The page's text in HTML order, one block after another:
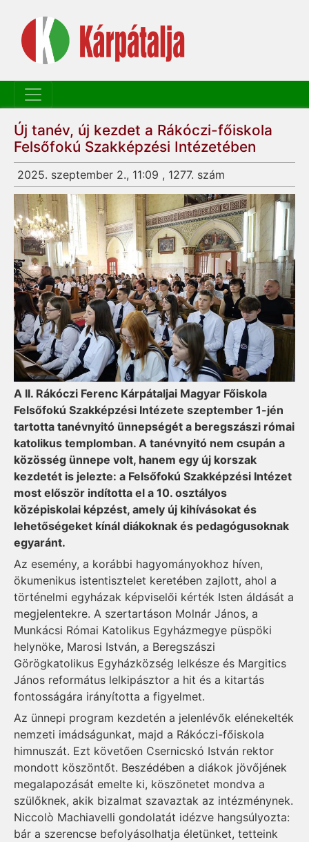
Új tanév, új kezdet a Rákóczi-főiskola
Felsőfokú Szakképzési Intézetében
2025. szeptember 2., 11:09 , 1277. szám
A II. Rákóczi Ferenc Kárpátaljai Magyar Főiskola
Felsőfokú Szakképzési Intézete szeptember 1-jén
tartotta tanévnyitó ünnepségét a beregszászi római
katolikus templomban. A tanévnyitó nem csupán a
közösség ünnepe volt, hanem egy új korszak
kezdetét is jelezte: a Felsőfokú Szakképzési Intézet
most először indította el a 10. osztályos
középiskolai képzést, amely új kihívásokat és
lehetőségeket kínál diákoknak és pedagógusoknak
egyaránt.
Az esemény, a korábbi hagyományokhoz híven,
ökumenikus istentisztelet keretében zajlott, ahol a
történelmi egyházak képviselői kérték Isten áldását a
megjelentekre. A szertartáson Molnár János, a
Munkácsi Római Katolikus Egyházmegye püspöki
helynöke, Marosi István, a Beregszászi
Görögkatolikus Egyházközség lelkésze és Margitics
János református lelkipásztor a hit és a kitartás
fontosságára irányította a figyelmet.
Az ünnepi program kezdetén a jelenlévők elénekelték
nemzeti imádságunkat, majd a Rákóczi-főiskola
himnuszát. Ezt követően Csernicskó István rektor
mondott köszöntőt. Beszédében a diákok jövőjének
megalapozását emelte ki, köszönetet mondva a
szülőknek, akik bizalmat szavaztak az intézménynek.
Niccolò Machiavelli gondolatát idézve hangsúlyozta:
bár a szerencse befolyásolhatja életünket, tetteink